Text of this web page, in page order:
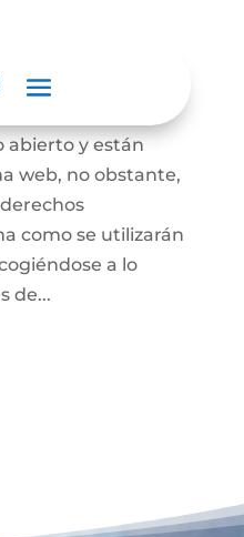
autor y/o
los contenidos
y de los
abierto y están
web, no obstante,
como se utilizarán
a lo
de...